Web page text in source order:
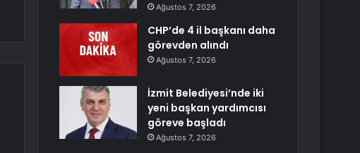
Ağustos 7, 2026
CHP’de 4 il başkanı daha
görevden alındı
Ağustos 7, 2026
İzmit Belediyesi’nde iki
yeni başkan yardımcısı
göreve başladı
Ağustos 7, 2026